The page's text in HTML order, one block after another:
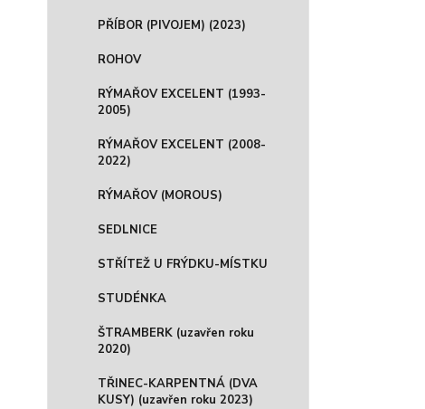
PŘÍBOR (PIVOJEM) (2023)
ROHOV
RÝMAŘOV EXCELENT (1993-
2005)
RÝMAŘOV EXCELENT (2008-
2022)
RÝMAŘOV (MOROUS)
SEDLNICE
STŘÍTEŽ U FRÝDKU-MÍSTKU
STUDÉNKA
ŠTRAMBERK (uzavřen roku
2020)
TŘINEC-KARPENTNÁ (DVA
KUSY) (uzavřen roku 2023)